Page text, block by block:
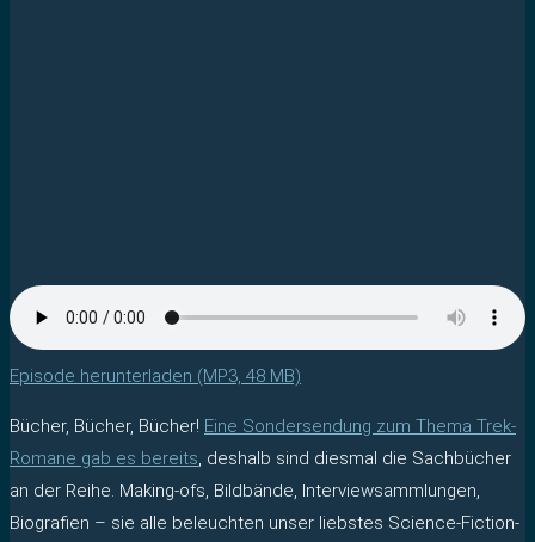
Episode herunterladen (MP3, 48 MB)
Bücher, Bücher, Bücher! Eine Sondersendung zum Thema Trek-
Romane gab es bereits, deshalb sind diesmal die Sachbücher
an der Reihe. Making-ofs, Bildbände, Interviewsammlungen,
Biografien – sie alle beleuchten unser liebstes Science-Fiction-